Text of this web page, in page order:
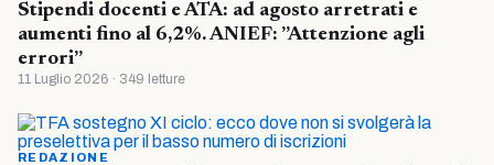
Stipendi docenti e ATA: ad agosto arretrati e
aumenti fino al 6,2%. ANIEF: ”Attenzione agli
errori”
11 Luglio 2026 · 349 letture
REDAZIONE